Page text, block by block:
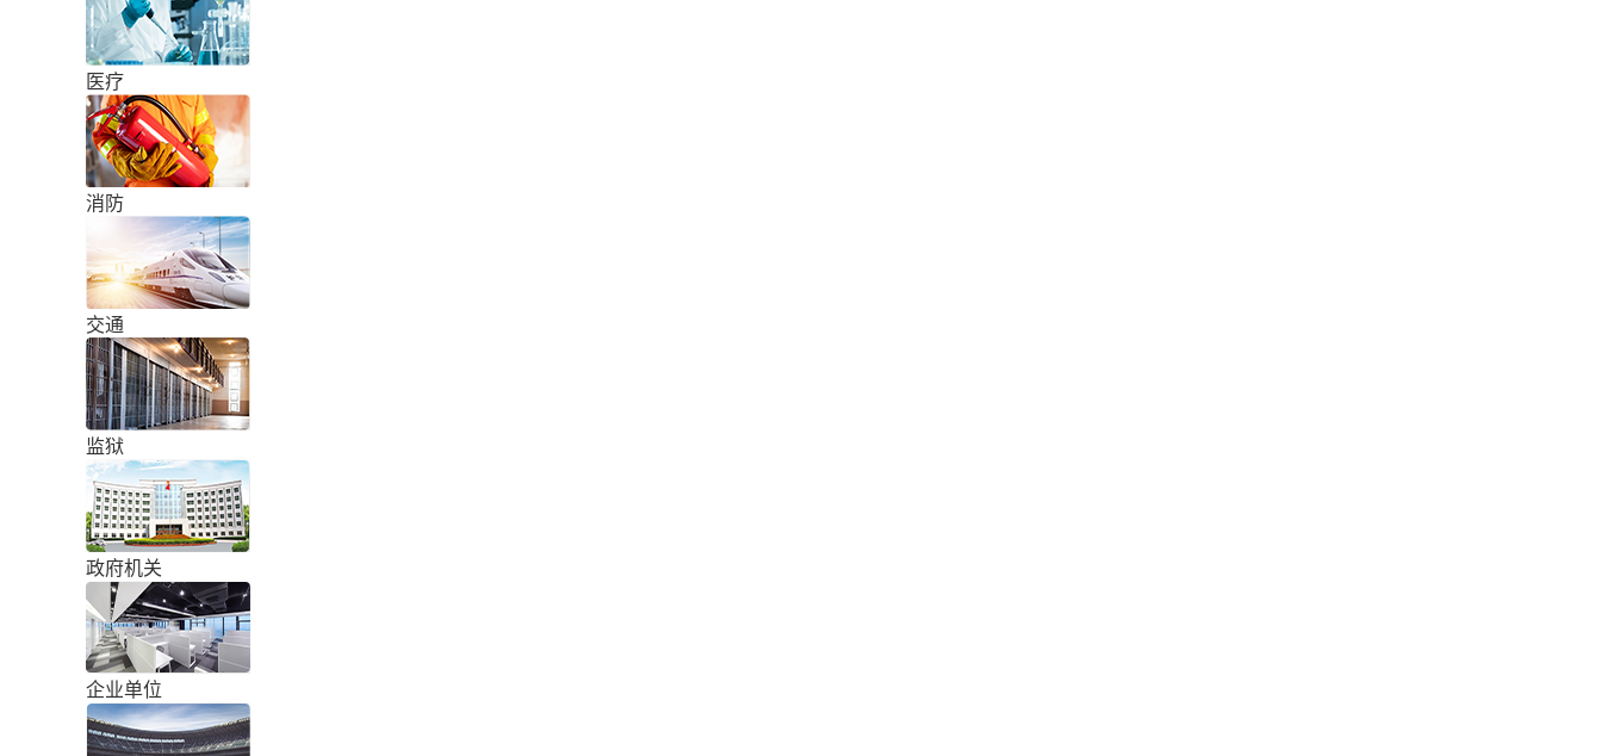
医疗
消防
交通
监狱
政府机关
企业单位